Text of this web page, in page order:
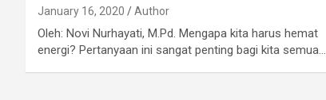
January 16, 2020 Author
Oleh: Novi Nurhayati, M.Pd. Mengapa kita harus hemat
energi? Pertanyaan ini sangat penting bagi kita semua…